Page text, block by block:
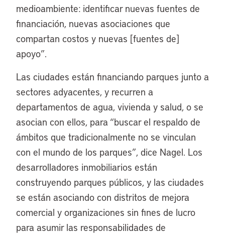
medioambiente: identificar nuevas fuentes de
financiación, nuevas asociaciones que
compartan costos y nuevas [fuentes de]
apoyo”.
Las ciudades están financiando parques junto a
sectores adyacentes, y recurren a
departamentos de agua, vivienda y salud, o se
asocian con ellos, para “buscar el respaldo de
ámbitos que tradicionalmente no se vinculan
con el mundo de los parques”, dice Nagel. Los
desarrolladores inmobiliarios están
construyendo parques públicos, y las ciudades
se están asociando con distritos de mejora
comercial y organizaciones sin fines de lucro
para asumir las responsabilidades de